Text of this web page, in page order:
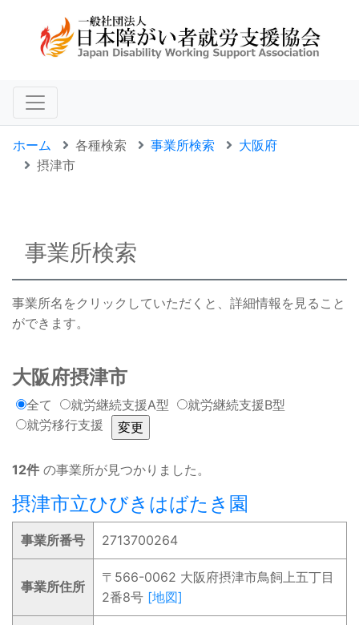
ホーム 各種検索 事業所検索
大阪府
摂津市
事業所検索
事業所名をクリックしていただくと、詳細情報を見ること
ができます。
大阪府摂津市
全て 就労継続支援A型
就労継続支援B型
就労移行支援
12件 の事業所が見つかりました。
摂津市立ひびきはばたき園
事業所番号 2713700264
事業所住所
〒566-0062 大阪府摂津市鳥飼上五丁目
2番8号 [地図]